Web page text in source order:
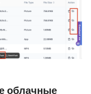
облачные